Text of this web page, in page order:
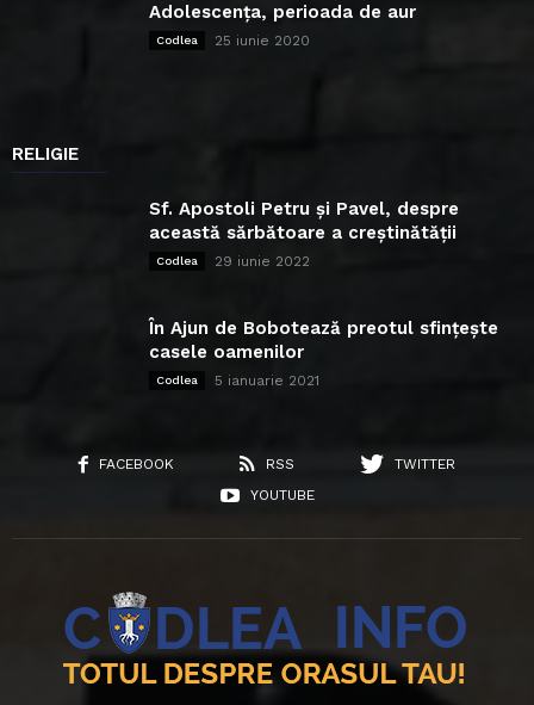
Adolescența, perioada de aur
Codlea 25 iunie 2020
RELIGIE
Sf. Apostoli Petru și Pavel, despre
această sărbătoare a creștinătății
Codlea 29 iunie 2022
În Ajun de Bobotează preotul sfințește
casele oamenilor
Codlea 5 ianuarie 2021
FACEBOOK RSS
TWITTER
YOUTUBE